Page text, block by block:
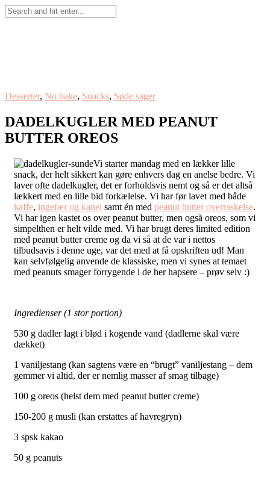
Desserter, No bake, Snacks, Søde sager
DADELKUGLER MED PEANUT
BUTTER OREOS
Vi starter mandag med en lækker lille
snack, der helt sikkert kan gøre enhvers dag en anelse bedre. Vi
laver ofte dadelkugler, det er forholdsvis nemt og så er det altså
lækkert med en lille bid forkælelse. Vi har før lavet med både
kaffe, ingefær og kanel samt én med peanut butter overraskelse.
Vi har igen kastet os over peanut butter, men også oreos, som vi
simpelthen er helt vilde med. Vi har brugt deres limited edition
med peanut butter creme og da vi så at de var i nettos
tilbudsavis i denne uge, var det med at få opskriften ud! Man
kan selvfølgelig anvende de klassiske, men vi synes at temaet
med peanuts smager forrygende i de her hapsere – prøv selv :)
Ingredienser (1 stor portion)
530 g dadler lagt i blød i kogende vand (dadlerne skal være
dækket)
1 vaniljestang (kan sagtens være en “brugt” vaniljestang – dem
gemmer vi altid, der er nemlig masser af smag tilbage)
100 g oreos (helst dem med peanut butter creme)
150-200 g musli (kan erstattes af havregryn)
3 spsk kakao
50 g peanuts